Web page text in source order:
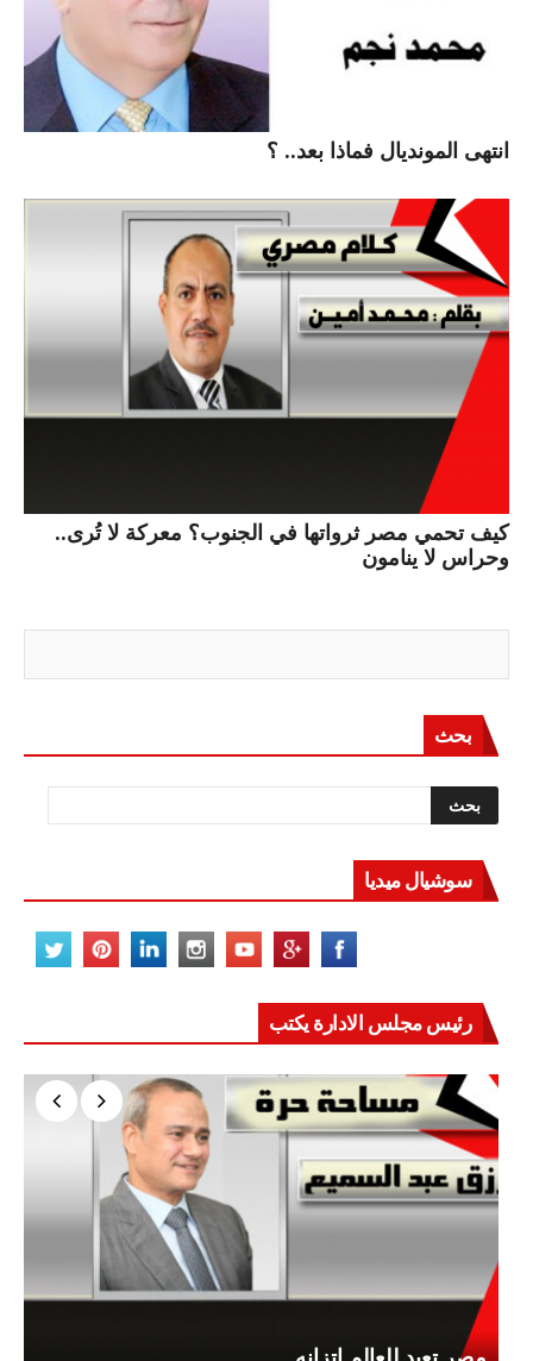
انتهى المونديال فماذا بعد.. ؟
كيف تحمي مصر ثرواتها في الجنوب؟ معركة لا تُرى..
وحراس لا ينامون
بحث
سوشيال ميديا
رئيس مجلس الادارة يكتب